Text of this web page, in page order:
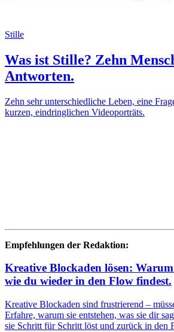
Stille
Was ist Stille? Zehn
Antworten.
Zehn sehr unterschiedliche Leben, eine
kurzen, eindringlichen Videoporträts.
Empfehlungen der Redaktion:
Kreative Blockaden lösen:
wie du wieder in den Flow findest.
Kreative Blockaden sind frustrierend –
Erfahre, warum sie entstehen, was sie dir
sie Schritt für Schritt löst und zurück in den